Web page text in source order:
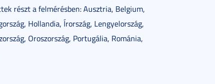
részt a felmérésben: Ausztria, Belgium,
Hollandia, Írország, Lengyelország,
Oroszország, Portugália, Románia,